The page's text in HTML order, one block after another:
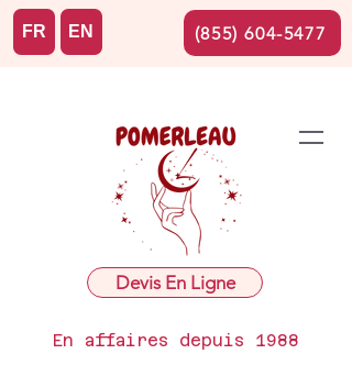
Devis En Ligne
En affaires depuis 1988
FR EN (855) 604-5477